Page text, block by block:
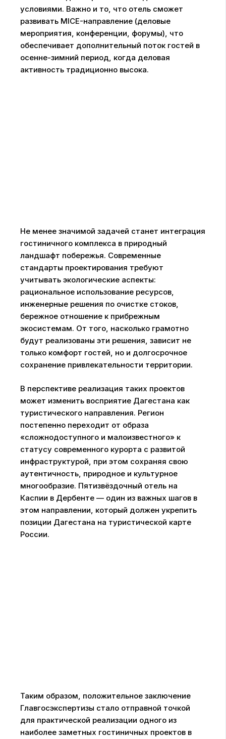
условиями. Важно и то, что отель сможет
развивать MICE-направление (деловые
мероприятия, конференции, форумы), что
обеспечивает дополнительный поток гостей в
осенне-зимний период, когда деловая
активность традиционно высока.
Не менее значимой задачей станет интеграция
гостиничного комплекса в природный
ландшафт побережья. Современные
стандарты проектирования требуют
учитывать экологические аспекты:
рациональное использование ресурсов,
инженерные решения по очистке стоков,
бережное отношение к прибрежным
экосистемам. От того, насколько грамотно
будут реализованы эти решения, зависит не
только комфорт гостей, но и долгосрочное
сохранение привлекательности территории.
В перспективе реализация таких проектов
может изменить восприятие Дагестана как
туристического направления. Регион
постепенно переходит от образа
«сложнодоступного и малоизвестного» к
статусу современного курорта с развитой
инфраструктурой, при этом сохраняя свою
аутентичность, природное и культурное
многообразие. Пятизвёздочный отель на
Каспии в Дербенте — один из важных шагов в
этом направлении, который должен укрепить
позиции Дагестана на туристической карте
России.
Таким образом, положительное заключение
Главгосэкспертизы стало отправной точкой
для практической реализации одного из
наиболее заметных гостиничных проектов в